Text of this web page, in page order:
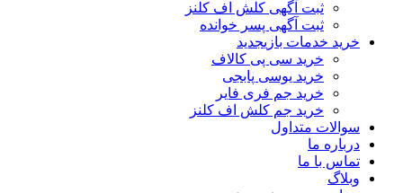
ثبت آگهی کلش اف کلنز
ثبت آگهی پسر خوانده
خرید خدمات بازیجدید
خرید سی پی کالاف
خرید یوسی پابجی
خرید جم فری فایر
خرید جم کلش اف کلنز
سوالات متداول
درباره ما
تماس با ما
وبلاگ